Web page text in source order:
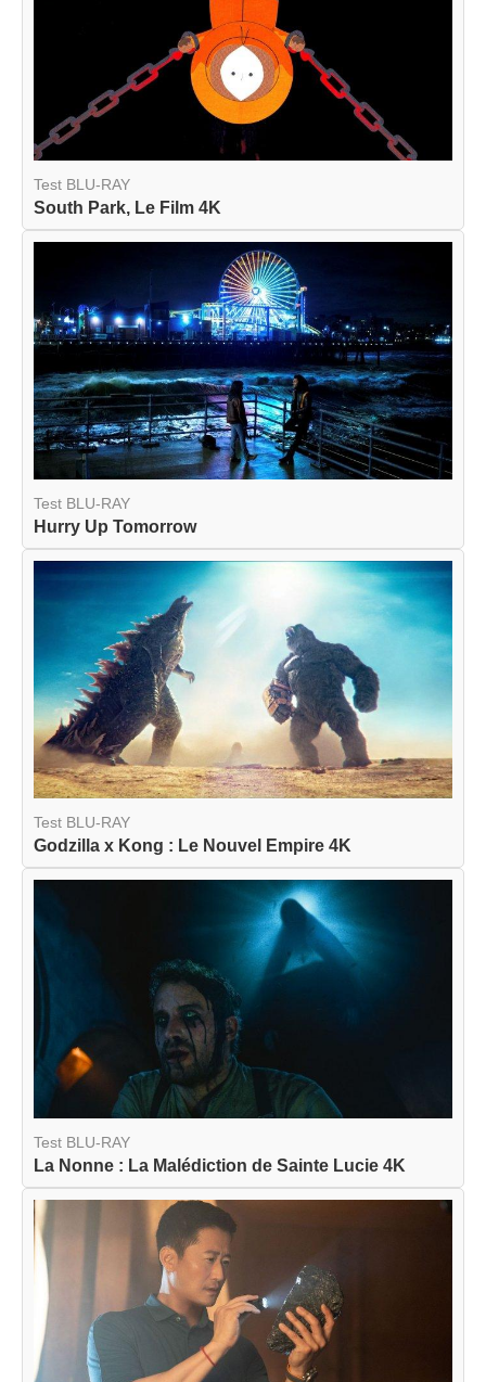
Test BLU-RAY
South Park, Le Film 4K
Test BLU-RAY
Hurry Up Tomorrow
Test BLU-RAY
Godzilla x Kong : Le Nouvel Empire 4K
Test BLU-RAY
La Nonne : La Malédiction de Sainte Lucie 4K